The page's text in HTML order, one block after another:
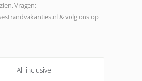
Vragen:
& volg ons op
All inclusive